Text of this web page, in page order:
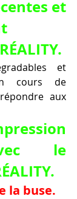
et
et
cours de
aux
le
la buse.